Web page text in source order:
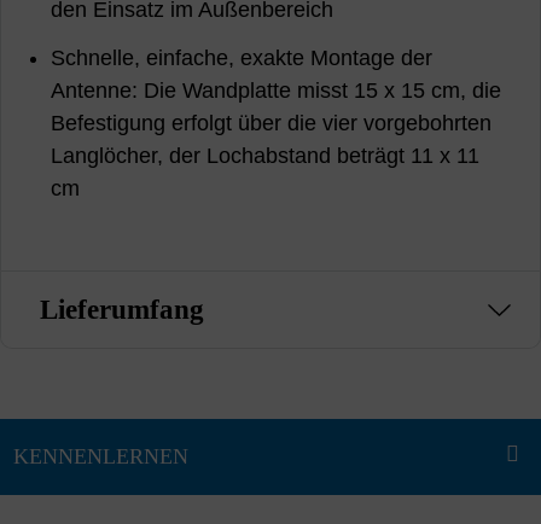
den Einsatz im Außenbereich
Schnelle, einfache, exakte Montage der
Antenne: Die Wandplatte misst 15 x 15 cm, die
Befestigung erfolgt über die vier vorgebohrten
Langlöcher, der Lochabstand beträgt 11 x 11
cm
Lieferumfang